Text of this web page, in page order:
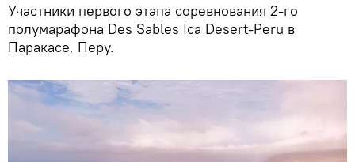
Участники первого этапа соревнования 2-го
полумарафона Des Sables Ica Desert-Peru в
Паракасе, Перу.